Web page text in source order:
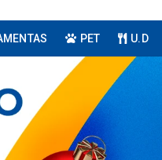
PET U.D